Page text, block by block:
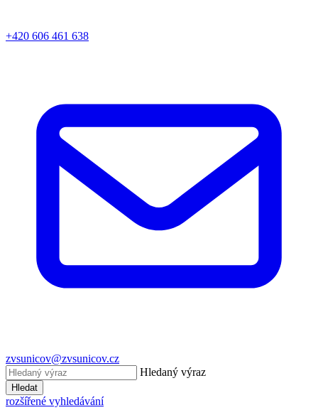
+420 606 461 638
zvsunicov@zvsunicov.cz
Hledaný výraz
Hledat
rozšířené vyhledávání